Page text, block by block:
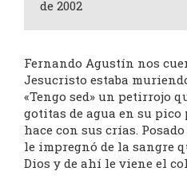
de 2002
Fernando Agustín nos
Jesucristo estaba
«Tengo sed» un petirrojo
gotitas de agua en su pico
hace con sus crías.
le impregnó de la sangre
Dios y de ahí le viene el